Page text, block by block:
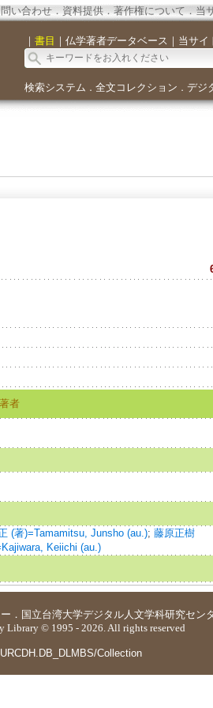
い合わせ． 資料提供．著作権について．当
｜ 書目 ｜ 仏学著者データベース ｜ 当サイ
検索システム ． 全文コレクション ． デジ
著者
(著)=Tamamitsu, Junsho (au.); 藤原正樹
Keiichi (au.)
． 国立台湾大学デジタル人文学科研究セン
Library © 1995 - 2026. All rights reserved
Collection